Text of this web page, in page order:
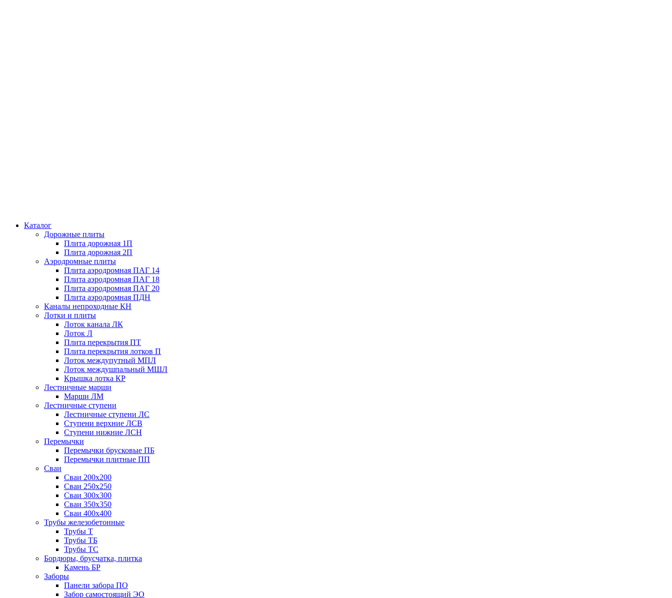
Каталог
Дорожные плиты
Плита дорожная 1П
Плита дорожная 2П
Аэродромные плиты
Плита аэродромная ПАГ 14
Плита аэродромная ПАГ 18
Плита аэродромная ПАГ 20
Плита аэродромная ПДН
Каналы непроходные КН
Лотки и плиты
Лоток канала ЛК
Лоток Л
Плита перекрытия ПТ
Плита перекрытия лотков П
Лоток междупутный МПЛ
Лоток междушпальный МШЛ
Крышка лотка КР
Лестничные марши
Марши ЛМ
Лестничные ступени
Лестничные ступени ЛС
Ступени верхние ЛСВ
Ступени нижние ЛСН
Перемычки
Перемычки брусковые ПБ
Перемычки плитные ПП
Сваи
Сваи 200х200
Сваи 250х250
Сваи 300х300
Сваи 350х350
Сваи 400х400
Трубы железобетонные
Трубы Т
Трубы ТБ
Трубы ТС
Бордюры, брусчатка, плитка
Камень БР
Заборы
Панели забора ПО
Забор самостоящий ЭО